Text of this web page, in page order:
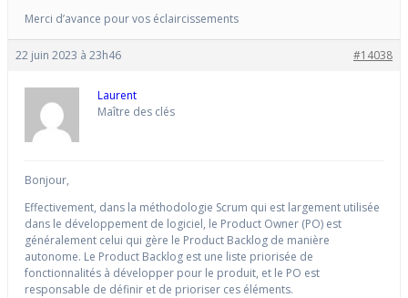
Merci d’avance pour vos éclaircissements
22 juin 2023 à 23h46 #14038
Laurent
Maître des clés
Bonjour,
Effectivement, dans la méthodologie Scrum qui est largement utilisée
dans le développement de logiciel, le Product Owner (PO) est
généralement celui qui gère le Product Backlog de manière
autonome. Le Product Backlog est une liste priorisée de
fonctionnalités à développer pour le produit, et le PO est
responsable de définir et de prioriser ces éléments.